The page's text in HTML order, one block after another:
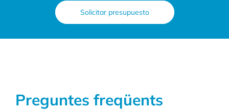
Solicitar presupuesto
Preguntes freqüents